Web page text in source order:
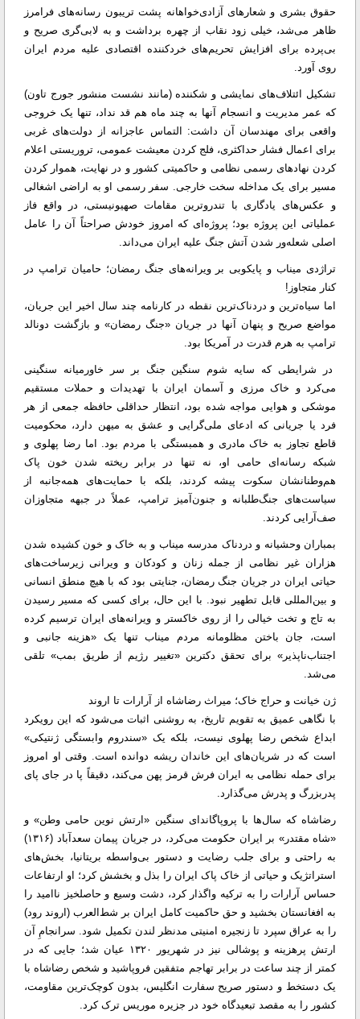
حقوق بشری و شعار‌های آزادی‌خواهانه پشت تریبون رسانه‌های فرامرز
ظاهر می‌شد، خیلی زود نقاب از چهره برداشت و به لابی‌گری صریح و
بی‌پرده برای افزایش تحریم‌های خردکننده اقتصادی علیه مردم ایران
روی آورد.
تشکیل ائتلاف‌های نمایشی و شکننده (مانند نشست منشور جورج تاون)
که عمر مدیریت و انسجام آنها به چند ماه هم قد نداد، تنها یک خروجی
واقعی برای مهندسان آن داشت: التماس عاجزانه از دولت‌های غربی
برای اعمال فشار حداکثری، فلج کردن معیشت عمومی، تروریستی اعلام
کردن نهاد‌های رسمی نظامی و حاکمیتی کشور و در نهایت، هموار کردن
مسیر برای یک مداخله سخت خارجی. سفر رسمی او به اراضی اشغالی
و عکس‌های یادگاری با تندروترین مقامات صهیونیستی، در واقع فاز
عملیاتی این پروژه بود؛ پروژه‌ای که امروز خودش صراحتاً آن را عامل
اصلی شعله‌ور شدن آتش جنگ علیه ایران می‌داند.
تراژدی میناب و پایکوبی بر ویرانه‌های جنگ رمضان؛ حامیان ترامپ در
کنار متجاوز!
اما سیاه‌ترین و دردناک‌ترین نقطه در کارنامه چند سال اخیر این جریان،
مواضع صریح و پنهان آنها در جریان «جنگ رمضان» و بازگشت دونالد
ترامپ به هرم قدرت در آمریکا بود.
در شرایطی که سایه شوم سنگین جنگ بر سر خاورمیانه سنگینی
می‌کرد و خاک مرزی و آسمان ایران با تهدیدات و حملات مستقیم
موشکی و هوایی مواجه شده بود، انتظار حداقلی حافظه جمعی از هر
فرد یا جریانی که ادعای ملی‌گرایی و عشق به میهن دارد، محکومیت
قاطع تجاوز به خاک مادری و همبستگی با مردم بود. اما رضا پهلوی و
شبکه رسانه‌ای حامی او، نه تنها در برابر ریخته شدن خون پاک
هم‌وطنانشان سکوت پیشه کردند، بلکه با حمایت‌های همه‌جانبه از
سیاست‌های جنگ‌طلبانه و جنون‌آمیز ترامپ، عملاً در جبهه متجاوزان
صف‌آرایی کردند.
بمباران وحشیانه و دردناک مدرسه میناب و به خاک و خون کشیده شدن
هزاران غیر نظامی از جمله زنان و کودکان و ویرانی زیرساخت‌های
حیاتی ایران در جریان جنگ رمضان، جنایتی بود که با هیچ منطق انسانی
و بین‌المللی قابل تطهیر نبود. با این حال، برای کسی که مسیر رسیدن
به تاج و تخت خیالی را از روی خاکستر و ویرانه‌های ایران ترسیم کرده
است، جان باختن مظلومانه مردم میناب تنها یک «هزینه جانبی و
اجتناب‌ناپذیر» برای تحقق دکترین «تغییر رژیم از طریق بمب» تلقی
می‌شد.
ژن خیانت و حراج خاک؛ میراث رضاشاه از آرارات تا اروند
با نگاهی عمیق به تقویم تاریخ، به روشنی اثبات می‌شود که این رویکرد
ابداع شخص رضا پهلوی نیست، بلکه یک «سندروم وابستگی ژنتیکی»
است که در شریان‌های این خاندان ریشه دوانده است. وقتی او امروز
برای حمله نظامی به ایران فرش قرمز پهن می‌کند، دقیقاً پا در جای پای
پدربزرگ و پدرش می‌گذارد.
رضاشاه که سال‌ها با پروپاگاندای سنگین «ارتش نوین حامی وطن» و
«شاه مقتدر» بر ایران حکومت می‌کرد، در جریان پیمان سعدآباد (۱۳۱۶)
به راحتی و برای جلب رضایت و دستور بی‌واسطه بریتانیا، بخش‌های
استراتژیک و حیاتی از خاک پاک ایران را بذل و بخشش کرد؛ او ارتفاعات
حساس آرارات را به ترکیه واگذار کرد، دشت وسیع و حاصلخیز ناامید را
به افغانستان بخشید و حق حاکمیت کامل ایران بر شط‌العرب (اروند رود)
را به عراق سپرد تا زنجیره امنیتی مدنظر لندن تکمیل شود. سرانجامِ آن
ارتش پرهزینه و پوشالی نیز در شهریور ۱۳۲۰ عیان شد؛ جایی که در
کمتر از چند ساعت در برابر تهاجم متفقین فروپاشید و شخص رضاشاه با
یک دستخط و دستور صریح سفارت انگلیس، بدون کوچک‌ترین مقاومت،
کشور را به مقصد تبعیدگاه خود در جزیره موریس ترک کرد.